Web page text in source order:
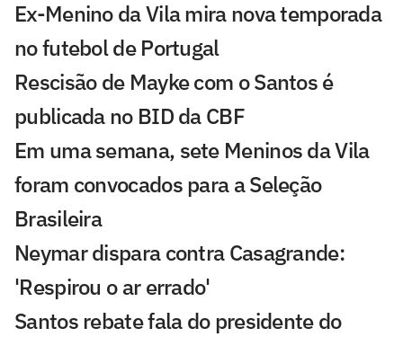
Ex-Menino da Vila mira nova temporada
no futebol de Portugal
Rescisão de Mayke com o Santos é
publicada no BID da CBF
Em uma semana, sete Meninos da Vila
foram convocados para a Seleção
Brasileira
Neymar dispara contra Casagrande:
'Respirou o ar errado'
Santos rebate fala do presidente do